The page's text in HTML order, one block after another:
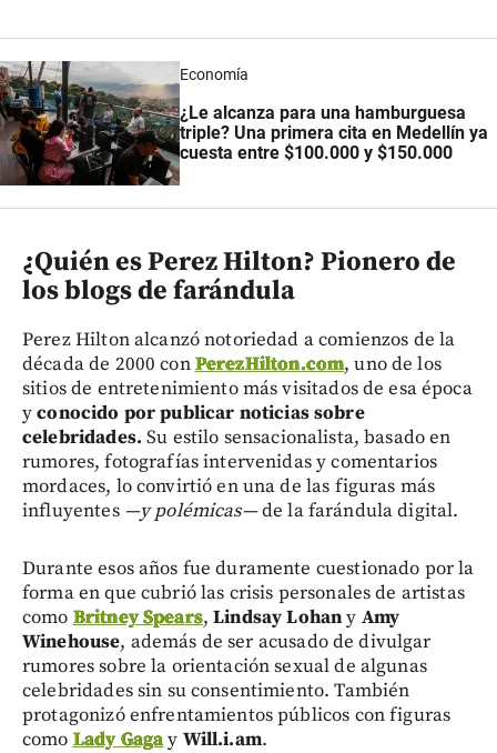
Economía
¿Le alcanza para una hamburguesa
triple? Una primera cita en Medellín ya
cuesta entre $100.000 y $150.000
¿Quién es Perez Hilton? Pionero de
los blogs de farándula
Perez Hilton alcanzó notoriedad a comienzos de la
década de 2000 conPerezHilton.com, uno de los
sitios de entretenimiento más visitados de esa época
yconocido por publicar noticias sobre
celebridades.Su estilo sensacionalista, basado en
rumores, fotografías intervenidas y comentarios
mordaces, lo convirtió en una de las figuras más
influyentes —y polémicas—de la farándula digital.
Durante esos años fue duramente cuestionado por la
forma en que cubrió las crisis personales de artistas
como Britney Spears,Lindsay Lohany Amy
Winehouse, además de ser acusado de divulgar
rumores sobre la orientación sexual de algunas
celebridades sin su consentimiento. También
protagonizó enfrentamientos públicos con figuras
como Lady Gagay Will.i.am.